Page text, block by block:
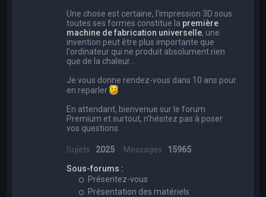
Une chose est certaine, l'impression 3D sous
toutes ses formes constitue la première
machine de fabrication universelle, une
invention peut être plus importante que
l'ordinateur qui ne produit absolument rien
que de la chaleur...
Je vous donne rendez-vous dans 10 ans pour
en reparler
En attendant, bienvenue sur le forum
Premium et surtout, n'hésitez pas à poser
vos questions.
Sujets : 2025 Messages : 15965
Sous-forums :
Présentez-vous
Présentation des matériels